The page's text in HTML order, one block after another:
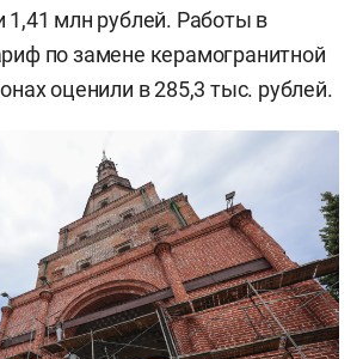
1,41 млн рублей. Работы в
по замене керамогранитной
оценили в 285,3 тыс. рублей.